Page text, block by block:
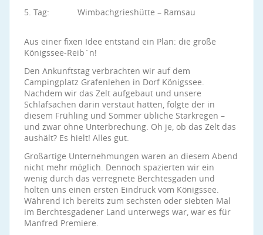
5. Tag: Wimbachgrieshütte – Ramsau
Aus einer fixen Idee entstand ein Plan: die große
Königssee-Reib´n!
Den Ankunftstag verbrachten wir auf dem
Campingplatz Grafenlehen in Dorf Königssee.
Nachdem wir das Zelt aufgebaut und unsere
Schlafsachen darin verstaut hatten, folgte der in
diesem Frühling und Sommer übliche Starkregen –
und zwar ohne Unterbrechung. Oh je, ob das Zelt das
aushält? Es hielt! Alles gut.
Großartige Unternehmungen waren an diesem Abend
nicht mehr möglich. Dennoch spazierten wir ein
wenig durch das verregnete Berchtesgaden und
holten uns einen ersten Eindruck vom Königssee.
Während ich bereits zum sechsten oder siebten Mal
im Berchtesgadener Land unterwegs war, war es für
Manfred Premiere.